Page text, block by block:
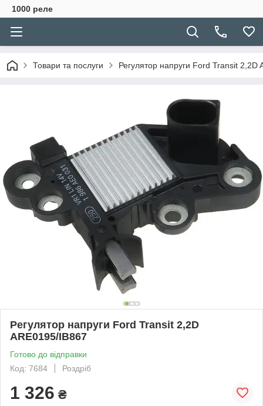
1000 реле
Товари та послуги Регулятор напруги Ford Transit 2,2D
Регулятор напруги Ford Transit 2,2D
ARE0195/IB867
Готово до відправки
Код: 7684
Роздріб
1 326 ₴